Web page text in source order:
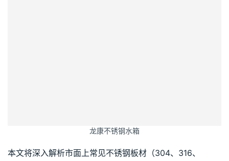
龙康不锈钢水箱
本文将深入解析市面上常见不锈钢板材（304、316、